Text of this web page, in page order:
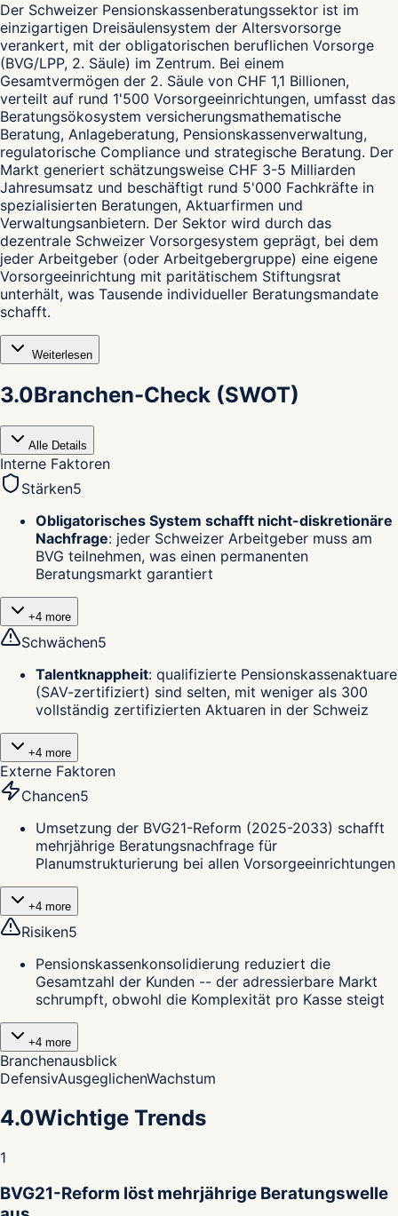
Der Schweizer Pensionskassenberatungssektor ist im
einzigartigen Dreisäulensystem der Altersvorsorge
verankert, mit der obligatorischen beruflichen Vorsorge
(BVG/LPP, 2. Säule) im Zentrum. Bei einem
Gesamtvermögen der 2. Säule von CHF 1,1 Billionen,
verteilt auf rund 1'500 Vorsorgeeinrichtungen, umfasst das
Beratungsökosystem versicherungsmathematische
Beratung, Anlageberatung, Pensionskassenverwaltung,
regulatorische Compliance und strategische Beratung. Der
Markt generiert schätzungsweise CHF 3-5 Milliarden
Jahresumsatz und beschäftigt rund 5'000 Fachkräfte in
spezialisierten Beratungen, Aktuarfirmen und
Verwaltungsanbietern. Der Sektor wird durch das
dezentrale Schweizer Vorsorgesystem geprägt, bei dem
jeder Arbeitgeber (oder Arbeitgebergruppe) eine eigene
Vorsorgeeinrichtung mit paritätischem Stiftungsrat
unterhält, was Tausende individueller Beratungsmandate
schafft.
Weiterlesen
3.0Branchen-Check (SWOT)
Alle Details
Interne Faktoren
Stärken5
Obligatorisches System schafft nicht-diskretionäre
Nachfrage: jeder Schweizer Arbeitgeber muss am
BVG teilnehmen, was einen permanenten
Beratungsmarkt garantiert
+4 more
Schwächen5
Talentknappheit: qualifizierte Pensionskassenaktuare
(SAV-zertifiziert) sind selten, mit weniger als 300
vollständig zertifizierten Aktuaren in der Schweiz
+4 more
Externe Faktoren
Chancen5
Umsetzung der BVG21-Reform (2025-2033) schafft
mehrjährige Beratungsnachfrage für
Planumstrukturierung bei allen Vorsorgeeinrichtungen
+4 more
Risiken5
Pensionskassenkonsolidierung reduziert die
Gesamtzahl der Kunden -- der adressierbare Markt
schrumpft, obwohl die Komplexität pro Kasse steigt
+4 more
Branchenausblick
DefensivAusgeglichenWachstum
4.0Wichtige Trends
1
BVG21-Reform löst mehrjährige Beratungswelle